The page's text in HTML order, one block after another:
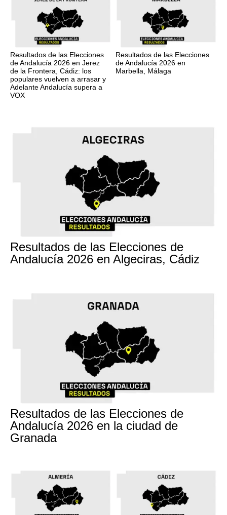
Resultados de las Elecciones
de Andalucía 2026 en Jerez
de la Frontera, Cádiz: los
populares vuelven a arrasar y
Adelante Andalucía supera a
VOX
Resultados de las Elecciones
de Andalucía 2026 en
Marbella, Málaga
Resultados de las Elecciones de
Andalucía 2026 en Algeciras, Cádiz
Resultados de las Elecciones de
Andalucía 2026 en la ciudad de
Granada